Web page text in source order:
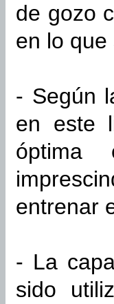
de gozo
en lo que
- Según
en este
óptima
entrenar
- La
sido